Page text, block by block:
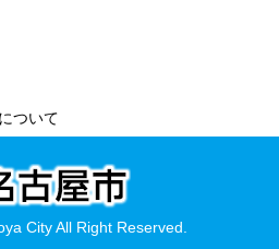
ついて
City All Right Reserved.